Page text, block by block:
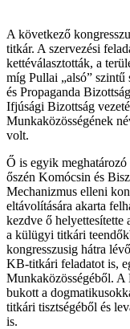
A következő
titkár. A szervezési
kettéválasztották, a
míg Pullai „alsó”
és Propaganda
Ifjúsági Bizottság
Munkaközösségének
volt.
Ő is egyik
őszén Komócsin és
Mechanizmus elleni
eltávolítására akarta
kezdve ő
a külügyi titkári
kongresszusig hátra
KB-titkári feladatot is,
Munkaközösségéből.
bukott a
titkári tisztségéből és
is.